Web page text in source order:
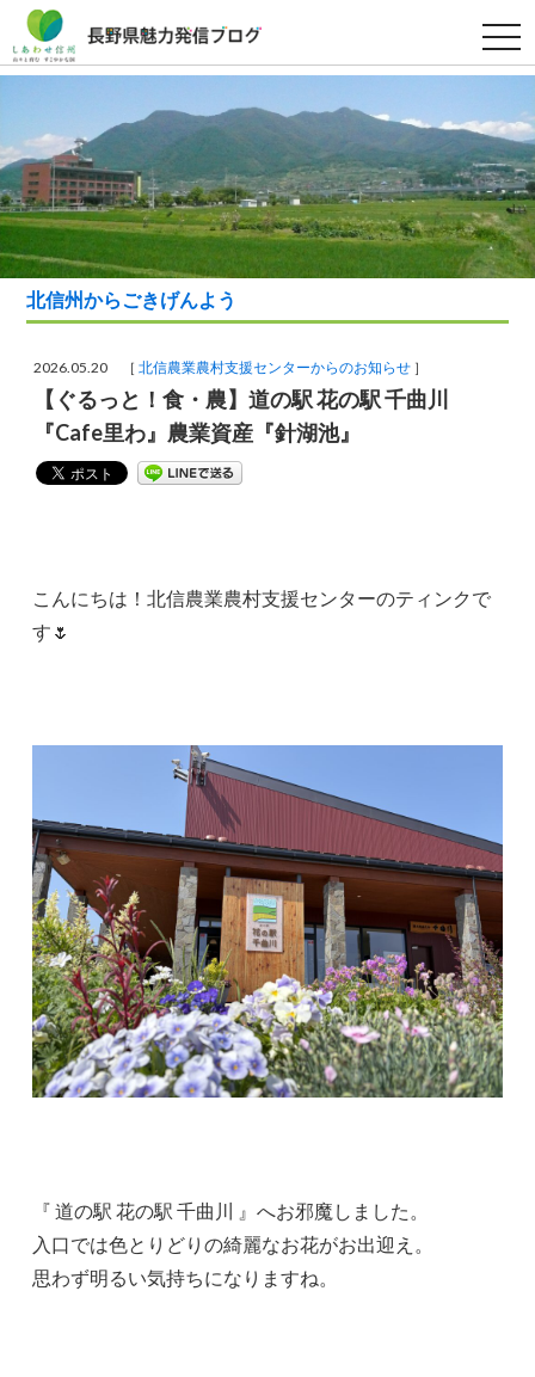
t
o
g
e
n
a
v
i
g
a
t
i
o
北信州からごきげんよう
2026.05.20 ［北信農業農村支援センターからのお知らせ ］
【ぐるっと！食・農】道の駅 花の駅 千曲川
『Cafe里わ』農業資産『針湖池』
こんにちは！北信農業農村支援センターのティンクで
す🌷
『 道の駅 花の駅 千曲川 』へお邪魔しました。
入口では色とりどりの綺麗なお花がお出迎え。
思わず明るい気持ちになりますね。